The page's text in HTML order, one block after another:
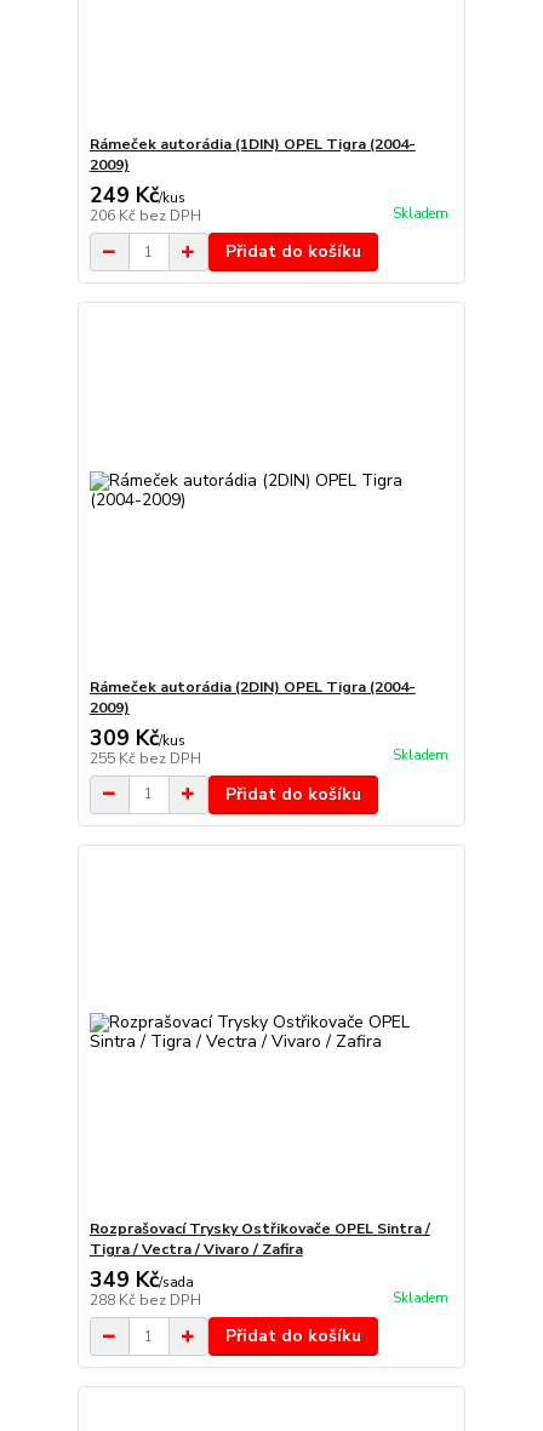
Rámeček autorádia (1DIN) OPEL Tigra (2004-
2009)
249 Kč/kus
206 Kč bez DPH Skladem
Přidat do košíku
Rámeček autorádia (2DIN) OPEL Tigra (2004-
2009)
309 Kč/kus
255 Kč bez DPH Skladem
Přidat do košíku
Rozprašovací Trysky Ostřikovače OPEL Sintra /
Tigra / Vectra / Vivaro / Zafira
349 Kč/sada
288 Kč bez DPH Skladem
Přidat do košíku